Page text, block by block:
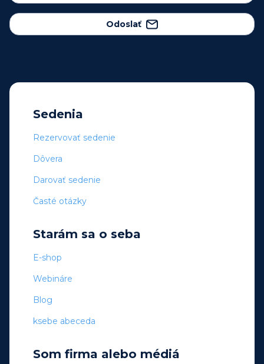
Odoslať
Sedenia
Rezervovať sedenie
Dôvera
Darovať sedenie
Časté otázky
Starám sa o seba
E-shop
Webináre
Blog
ksebe abeceda
Som firma alebo médiá